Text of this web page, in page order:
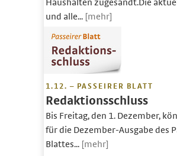
Haushalten zugesandt.Die
und alle... [mehr]
1.12. – PASSEIRER BLATT
Redaktionsschluss
Bis Freitag, den 1. Dezember,
für die Dezember-Ausgabe des
Blattes... [mehr]